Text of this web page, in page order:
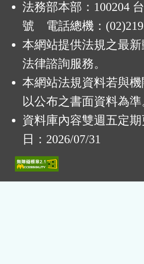
法務部本部：100204
號 電話總機：
本網站提供法規之最
法律諮詢服務。
本網站法規資料若與
以公布之書面資料為準
資料庫內容雙週五定
日：2026/07/31